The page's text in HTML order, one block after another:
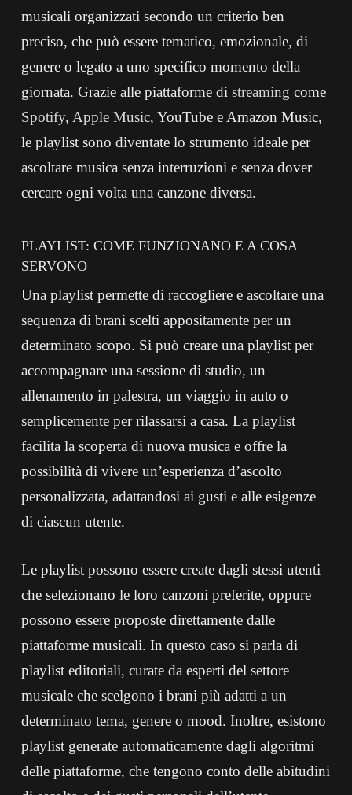
musicali organizzati secondo un criterio ben
preciso, che può essere tematico, emozionale, di
genere o legato a uno specifico momento della
giornata. Grazie alle piattaforme di streaming come
Spotify, Apple Music, YouTube e Amazon Music,
le playlist sono diventate lo strumento ideale per
ascoltare musica senza interruzioni e senza dover
cercare ogni volta una canzone diversa.
PLAYLIST: COME FUNZIONANO E A COSA
SERVONO
Una playlist permette di raccogliere e ascoltare una
sequenza di brani scelti appositamente per un
determinato scopo. Si può creare una playlist per
accompagnare una sessione di studio, un
allenamento in palestra, un viaggio in auto o
semplicemente per rilassarsi a casa. La playlist
facilita la scoperta di nuova musica e offre la
possibilità di vivere un’esperienza d’ascolto
personalizzata, adattandosi ai gusti e alle esigenze
di ciascun utente.
Le playlist possono essere create dagli stessi utenti
che selezionano le loro canzoni preferite, oppure
possono essere proposte direttamente dalle
piattaforme musicali. In questo caso si parla di
playlist editoriali, curate da esperti del settore
musicale che scelgono i brani più adatti a un
determinato tema, genere o mood. Inoltre, esistono
playlist generate automaticamente dagli algoritmi
delle piattaforme, che tengono conto delle abitudini